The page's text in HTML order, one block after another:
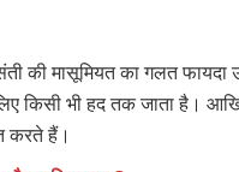
की मासूमियत का गलत फायदा
किसी भी हद तक जाता है।
करते हैं।